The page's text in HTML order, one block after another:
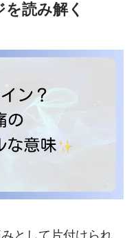
読み解く
として片付けられ